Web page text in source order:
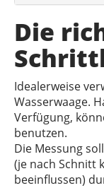
Die
Idealerweise
Wasserwaage.
Verfügung,
benutzen.
Die Messung
(je nach Schnitt
beeinflussen)